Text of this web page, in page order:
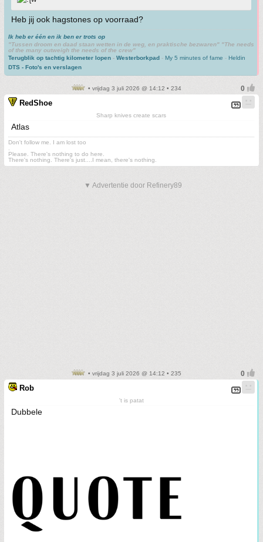
Heb jij ook hagstones op voorraad?
Ik heb er één en ik ben er trots op
"Tussen droom en daad staan wetten in de weg, en praktische bezwaren" "The needs
of the many outweigh the needs of the crew"
Terugblik op tachtig kilometer lopen - Westerborkpad - My 5 minutes of fame - Heldin
DTS - Foto's en verslagen
• vrijdag 3 juli 2026 @ 14:12 • 234
RedShoe
Sharp knives create scars
Atlas
Don't follow me. I am lost too
Please. There's nothing to do here.
There's nothing. There's just....I mean, there's nothing.
▼ Advertentie door Refinery89
• vrijdag 3 juli 2026 @ 14:12 • 235
Rob
't is patat
Dubbele